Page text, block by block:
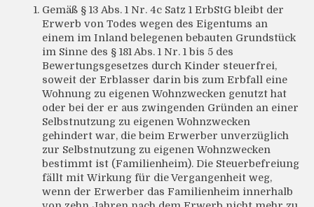
Gemäß § 13 Abs. 1 Nr. 4c Satz 1 ErbStG bleibt der
Erwerb von Todes wegen des Eigentums an
einem im Inland belegenen bebauten Grundstück
im Sinne des § 181 Abs. 1 Nr. 1 bis 5 des
Bewertungsgesetzes durch Kinder steuerfrei,
soweit der Erblasser darin bis zum Erbfall eine
Wohnung zu eigenen Wohnzwecken genutzt hat
oder bei der er aus zwingenden Gründen an einer
Selbstnutzung zu eigenen Wohnzwecken
gehindert war, die beim Erwerber unverzüglich
zur Selbstnutzung zu eigenen Wohnzwecken
bestimmt ist (Familienheim). Die Steuerbefreiung
fällt mit Wirkung für die Vergangenheit weg,
wenn der Erwerber das Familienheim innerhalb